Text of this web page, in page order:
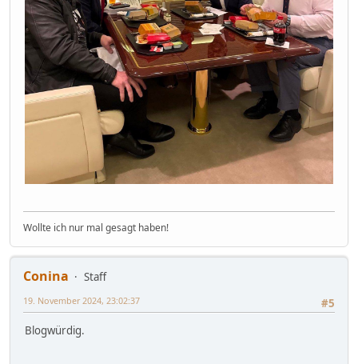
Wollte ich nur mal gesagt haben!
Conina
Staff
#5
19. November 2024, 23:02:37
Blogwürdig.